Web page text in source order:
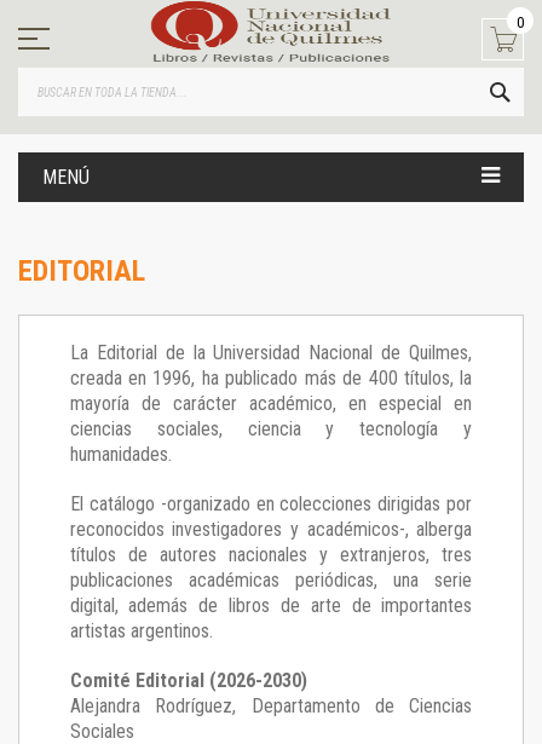
contenido
0
MENÚ
EDITORIAL
La Editorial de la Universidad Nacional de Quilmes,
creada en 1996, ha publicado más de 400 títulos, la
mayoría de carácter académico, en especial en
ciencias sociales, ciencia y tecnología y
humanidades.
El catálogo -organizado en colecciones dirigidas por
reconocidos investigadores y académicos-, alberga
títulos de autores nacionales y extranjeros, tres
publicaciones académicas periódicas, una serie
digital, además de libros de arte de importantes
artistas argentinos.
Comité Editorial (2026-2030)
Alejandra Rodríguez, Departamento de Ciencias
Sociales